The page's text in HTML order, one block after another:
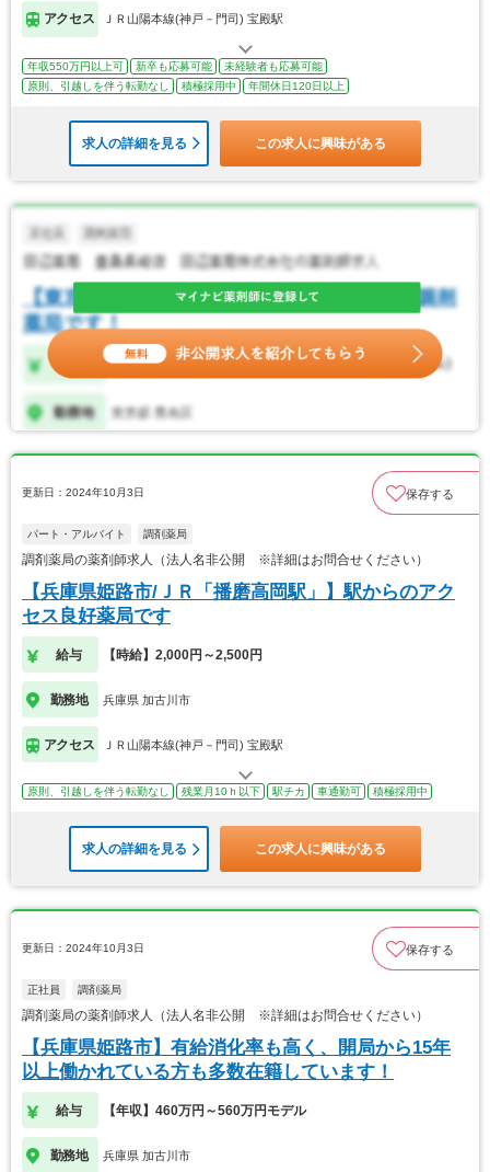
アクセス ＪＲ山陽本線(神戸－門司) 宝殿駅
年収550万円以上可 新卒も応募可能
未経験者も応募可能
原則、引越しを伴う転勤なし
積極採用中 年間休日120日以上
求人の詳細を見る この求人に興味がある
更新日：2024年10月3日 保存する
パート・アルバイト 調剤薬局
調剤薬局の薬剤師求人（法人名非公開 ※詳細はお問合せください）
【兵庫県姫路市/ＪＲ「播磨高岡駅」】駅からのアク
セス良好薬局です
給与 【時給】2,000円～2,500円
勤務地 兵庫県 加古川市
アクセス ＪＲ山陽本線(神戸－門司) 宝殿駅
原則、引越しを伴う転勤なし 残業月10ｈ以下 駅チカ 車通勤可 積極採用中
求人の詳細を見る この求人に興味がある
更新日：2024年10月3日 保存する
正社員 調剤薬局
調剤薬局の薬剤師求人（法人名非公開 ※詳細はお問合せください）
【兵庫県姫路市】有給消化率も高く、開局から15年
以上働かれている方も多数在籍しています！
給与 【年収】460万円～560万円モデル
勤務地 兵庫県 加古川市